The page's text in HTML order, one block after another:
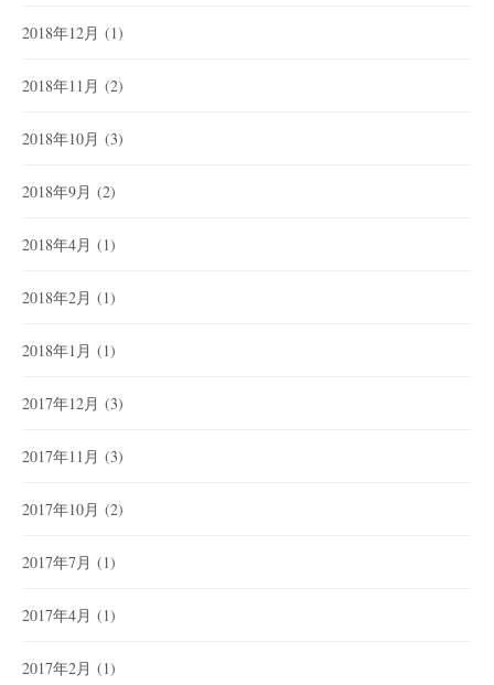
2018年12月 (1)
2018年11月 (2)
2018年10月 (3)
2018年9月 (2)
2018年4月 (1)
2018年2月 (1)
2018年1月 (1)
2017年12月 (3)
2017年11月 (3)
2017年10月 (2)
2017年7月 (1)
2017年4月 (1)
2017年2月 (1)